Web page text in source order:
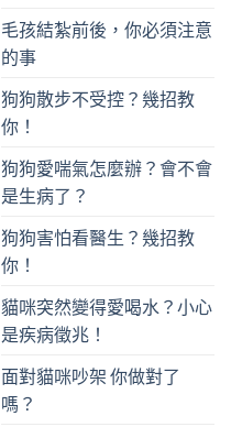
毛孩結紮前後，你必須注意
的事
狗狗散步不受控？幾招教
你！
狗狗愛喘氣怎麼辦？會不會
是生病了？
狗狗害怕看醫生？幾招教
你！
貓咪突然變得愛喝水？小心
是疾病徵兆！
面對貓咪吵架 你做對了
嗎？